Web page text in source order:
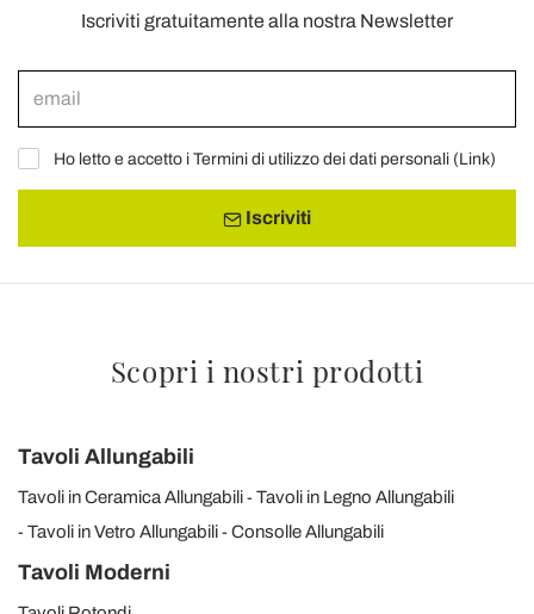
Iscriviti gratuitamente alla nostra Newsletter
Ho letto e accetto i Termini di utilizzo dei dati personali (Link)
Iscriviti
Scopri i nostri prodotti
Tavoli Allungabili
Tavoli in Ceramica Allungabili
Tavoli in Legno Allungabili
Tavoli in Vetro Allungabili
Consolle Allungabili
Tavoli Moderni